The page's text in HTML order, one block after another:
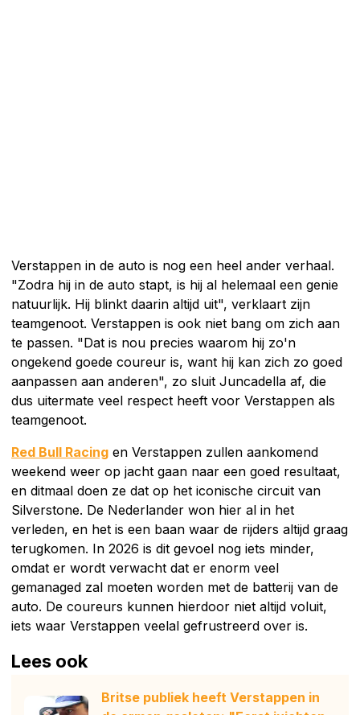
Verstappen in de auto is nog een heel ander verhaal.
"Zodra hij in de auto stapt, is hij al helemaal een genie
natuurlijk. Hij blinkt daarin altijd uit", verklaart zijn
teamgenoot. Verstappen is ook niet bang om zich aan
te passen. "Dat is nou precies waarom hij zo'n
ongekend goede coureur is, want hij kan zich zo goed
aanpassen aan anderen", zo sluit Juncadella af, die
dus uitermate veel respect heeft voor Verstappen als
teamgenoot.
Red Bull Racing en Verstappen zullen aankomend
weekend weer op jacht gaan naar een goed resultaat,
en ditmaal doen ze dat op het iconische circuit van
Silverstone. De Nederlander won hier al in het
verleden, en het is een baan waar de rijders altijd graag
terugkomen. In 2026 is dit gevoel nog iets minder,
omdat er wordt verwacht dat er enorm veel
gemanaged zal moeten worden met de batterij van de
auto. De coureurs kunnen hierdoor niet altijd voluit,
iets waar Verstappen veelal gefrustreerd over is.
Lees ook
Britse publiek heeft Verstappen in